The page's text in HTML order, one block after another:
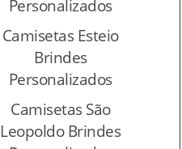
Personalizados
Camisetas Esteio
Brindes
Personalizados
Camisetas São
Leopoldo Brindes